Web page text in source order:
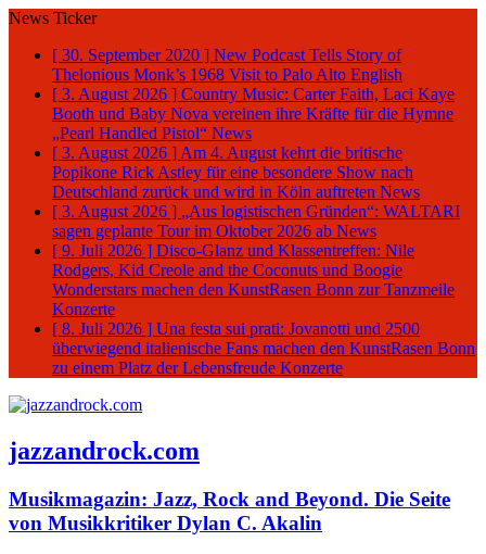
News Ticker
[ 30. September 2020 ] New Podcast Tells Story of
Thelonious Monk’s 1968 Visit to Palo Alto English
[ 3. August 2026 ] Country Music: Carter Faith, Laci Kaye
Booth und Baby Nova vereinen ihre Kräfte für die Hymne
„Pearl Handled Pistol“ News
[ 3. August 2026 ] Am 4. August kehrt die britische
Popikone Rick Astley für eine besondere Show nach
Deutschland zurück und wird in Köln auftreten News
[ 3. August 2026 ] „Aus logistischen Gründen“: WALTARI
sagen geplante Tour im Oktober 2026 ab News
[ 9. Juli 2026 ] Disco-Glanz und Klassentreffen: Nile
Rodgers, Kid Creole and the Coconuts und Boogie
Wonderstars machen den KunstRasen Bonn zur Tanzmeile
Konzerte
[ 8. Juli 2026 ] Una festa sui prati: Jovanotti und 2500
überwiegend italienische Fans machen den KunstRasen Bonn
zu einem Platz der Lebensfreude Konzerte
jazzandrock.com
Musikmagazin: Jazz, Rock and Beyond. Die Seite
von Musikkritiker Dylan C. Akalin